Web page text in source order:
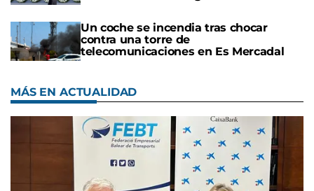
Un coche se incendia tras chocar
contra una torre de
telecomunicaciones en Es Mercadal
MÁS EN ACTUALIDAD